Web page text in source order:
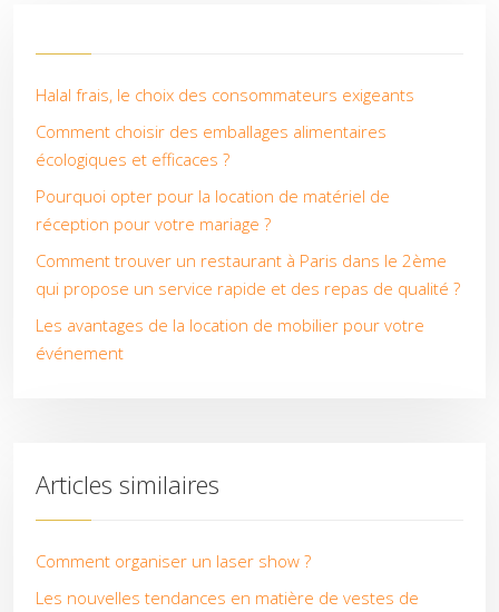
Halal frais, le choix des consommateurs exigeants
Comment choisir des emballages alimentaires
écologiques et efficaces ?
Pourquoi opter pour la location de matériel de
réception pour votre mariage ?
Comment trouver un restaurant à Paris dans le 2ème
qui propose un service rapide et des repas de qualité ?
Les avantages de la location de mobilier pour votre
événement
Articles similaires
Comment organiser un laser show ?
Les nouvelles tendances en matière de vestes de